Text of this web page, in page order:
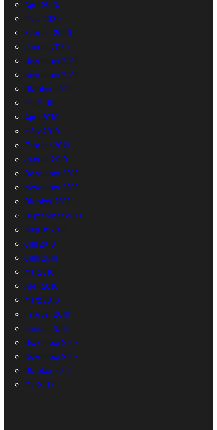
April 2020
März 2020
Februar 2020
Januar 2020
Dezember 2019
November 2019
Oktober 2019
Mai 2019
April 2019
März 2019
Februar 2019
Januar 2019
Dezember 2018
November 2018
Oktober 2018
September 2018
August 2018
Juli 2018
Juni 2018
Mai 2018
April 2018
März 2018
Februar 2018
Januar 2018
Dezember 2017
November 2017
Oktober 2017
Mai 2017